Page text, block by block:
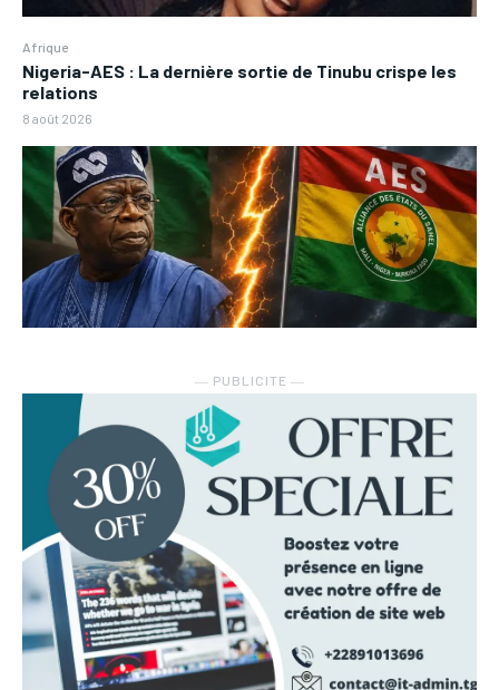
Afrique
Nigeria-AES : La dernière sortie de Tinubu crispe les
relations
8 août 2026
― PUBLICITE ―